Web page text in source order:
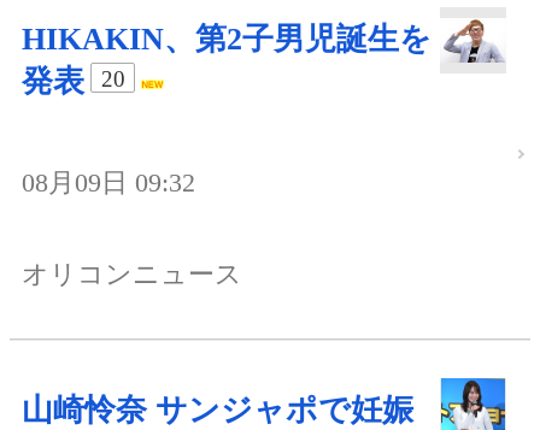
HIKAKIN、第2子男児誕生を
発表
20
08月09日 09:32
オリコンニュース
山崎怜奈 サンジャポで妊娠